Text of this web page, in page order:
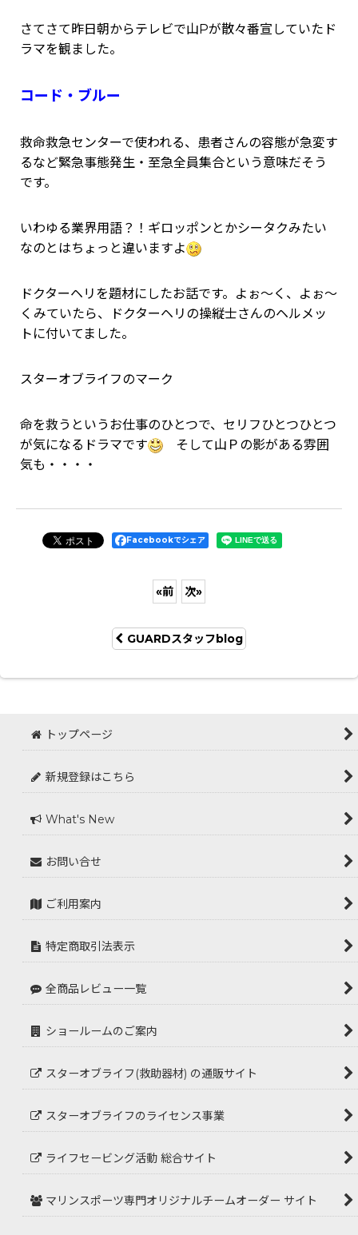
さてさて昨日朝からテレビで山Pが散々番宣していたド
ラマを観ました。
コード・ブルー
救命救急センターで使われる、患者さんの容態が急変す
るなど緊急事態発生・至急全員集合という意味だそう
です。
いわゆる業界用語？！ギロッポンとかシータクみたい
なのとはちょっと違いますよ
ドクターヘリを題材にしたお話です。よぉ～く、よぉ～
くみていたら、ドクターヘリの操縦士さんのヘルメッ
トに付いてました。
スターオブライフのマーク
命を救うというお仕事のひとつで、セリフひとつひとつ
が気になるドラマです
そして山Ｐの影がある雰囲
気も・・・・
Facebookでシェア
«前 次»
GUARDスタッフblog
トップページ
新規登録はこちら
What's New
お問い合せ
ご利用案内
特定商取引法表示
全商品レビュー一覧
ショールームのご案内
スターオブライフ(救助器材) の通販サイト
スターオブライフのライセンス事業
ライフセービング活動 総合サイト
マリンスポーツ専門オリジナルチームオーダー サイト